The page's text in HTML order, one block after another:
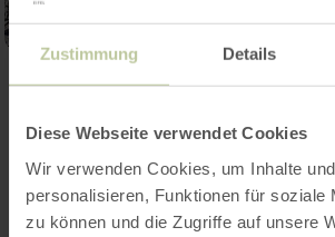
Zustimmung Details
Diese Webseite verwendet Cookies
Wir verwenden Cookies, um Inhalte
personalisieren, Funktionen für soziale
zu können und die Zugriffe auf unsere
Open gallery
Contact